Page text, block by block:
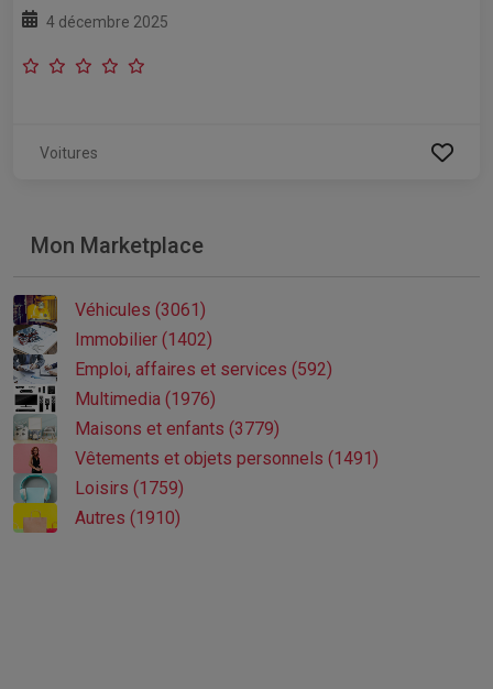
4 décembre 2025
Voitures
Mon Marketplace
Véhicules (3061)
Immobilier (1402)
Emploi, affaires et services (592)
Multimedia (1976)
Maisons et enfants (3779)
Vêtements et objets personnels (1491)
Loisirs (1759)
Autres (1910)